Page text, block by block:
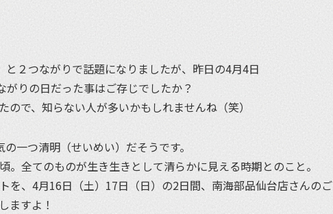
２つながりで話題になりましたが、昨日の4月4日
りの日だった事はご存じでしたか？
ので、知らない人が多いかもしれませんね（笑）
一つ清明（せいめい）だそうです。
。全てのものが生き生きとして清らかに見える時期とのこと。
を、4月16日（土）17日（日）の2日間、南海部品仙台店さんのご
ますよ！